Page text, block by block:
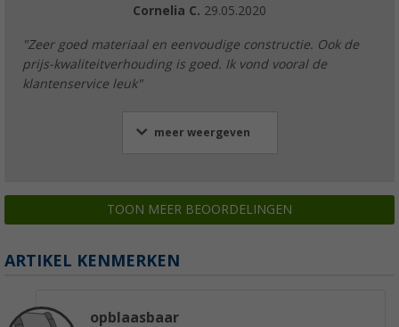
Cornelia C. 29.05.2020
"Zeer goed materiaal en eenvoudige constructie. Ook de
prijs-kwaliteitverhouding is goed. Ik vond vooral de
klantenservice leuk"
meer weergeven
TOON MEER BEOORDELINGEN
ARTIKEL KENMERKEN
opblaasbaar